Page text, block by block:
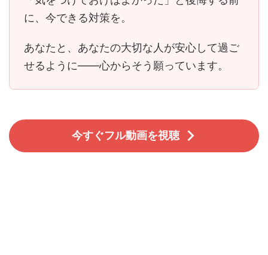
に、今できる対策を。
あなたと、あなたの大切な人が安心して過ご
せるように――心からそう願っています。
今すぐフル動画を視聴